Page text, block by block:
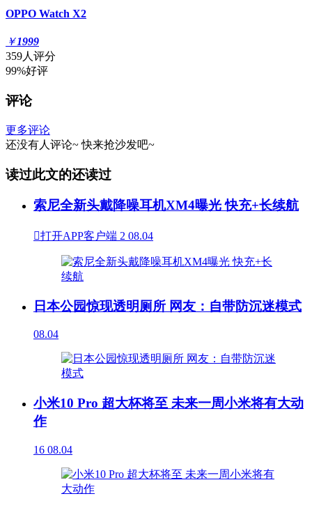
OPPO Watch X2
￥1999
359人评分
99%好评
评论
更多评论
还没有人评论~ 快来抢沙发吧~
读过此文的还读过
索尼全新头戴降噪耳机XM4曝光 快充+长续航
打开APP客户端 2 08.04
日本公园惊现透明厕所 网友：自带防沉迷模式
08.04
小米10 Pro 超大杯将至 未来一周小米将有大动
作
16 08.04